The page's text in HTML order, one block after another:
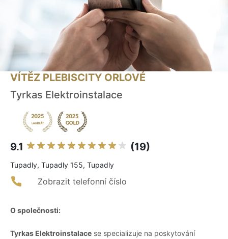
VÍTĚZ PLEBISCITY ORLOVÉ
Tyrkas Elektroinstalace
9.1 (19)
Tupadly, Tupadly 155, Tupadly
Zobrazit telefonní číslo
O společnosti:
Tyrkas Elektroinstalace se specializuje na poskytování